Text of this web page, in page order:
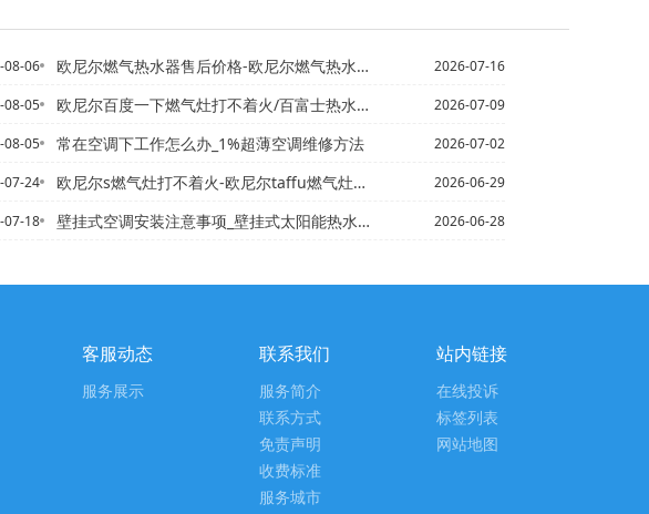
08-06
08-05
08-05
07-24
07-18
欧尼尔燃气热水器售后价格-欧尼尔燃气热水器售后价格表是多少 2026-07-16
欧尼尔百度一下燃气灶打不着火/百富士热水器售后服务电话,富士售后服务中心 2026-07-09
常在空调下工作怎么办_1%超薄空调维修方法 2026-07-02
欧尼尔s燃气灶打不着火-欧尼尔taffu燃气灶打不着火 2026-06-29
壁挂式空调安装注意事项_壁挂式太阳能热水器不热的原因是什么 太阳能热水器不热该如... 2026-06-28
客服动态
服务展示
联系我们
服务简介
联系方式
免责声明
收费标准
服务城市
站内链接
在线投诉
标签列表
网站地图